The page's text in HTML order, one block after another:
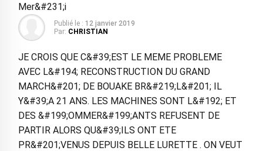
Mer&#231;i
Publié le : 12 janvier 2019
Par: CHRISTIAN
JE CROIS QUE C&#39;EST LE MEME PROBLEME
AVEC L&#194; RECONSTRUCTION DU GRAND
MARCH&#201; DE BOUAKE BR&#219;L&#201; IL
Y&#39;A 21 ANS. LES MACHINES SONT L&#192; ET
DES &#199;OMMER&#199;ANTS REFUSENT DE
PARTIR ALORS QU&#39;ILS ONT ETE
PR&#201;VENUS DEPUIS BELLE LURETTE . ON VEUT